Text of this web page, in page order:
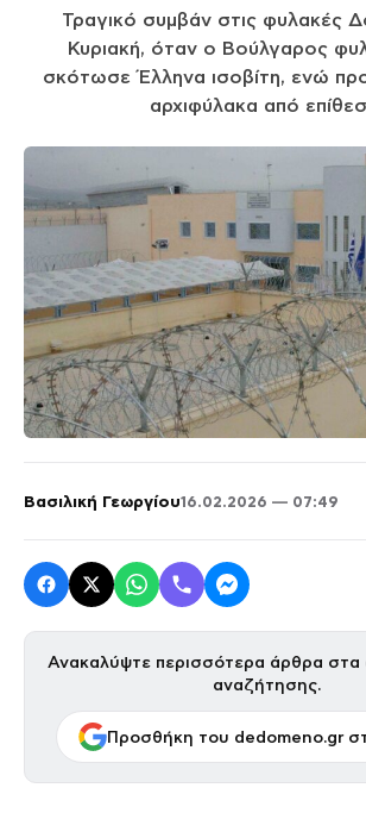
Τραγικό συμβάν στις φυλακές
Κυριακή, όταν ο Βούλγαρος
σκότωσε Έλληνα ισοβίτη, ενώ
αρχιφύλακα από
Βασιλική Γεωργίου16.02.2026 — 07:49
Ανακαλύψτε περισσότερα άρθρα στα
αναζήτησης.
Προσθήκη του dedomeno.gr